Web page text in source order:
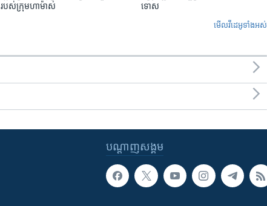
របស់​ក្រុម​ហាម៉ាស់
ទោស
មើល​វីដេអូ​ទាំង​អស់
បណ្តាញ​សង្គម